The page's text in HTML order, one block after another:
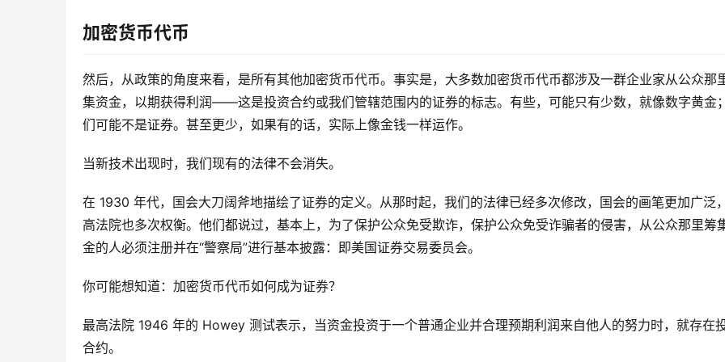
加密货币代币
然后，从政策的角度来看，是所有其他加密货币代币。事实是，大多数加密货币代币都涉及一群企业家从公众那
集资金，以期获得利润——这是投资合约或我们管辖范围内的证券的标志。有些，可能只有少数，就像数字黄金
们可能不是证券。甚至更少，如果有的话，实际上像金钱一样运作。
当新技术出现时，我们现有的法律不会消失。
在 1930 年代，国会大刀阔斧地描绘了证券的定义。从那时起，我们的法律已经多次修改，国会的画笔更加广泛
高法院也多次权衡。他们都说过，基本上，为了保护公众免受欺诈，保护公众免受诈骗者的侵害，从公众那里筹
金的人必须注册并在“警察局”进行基本披露：即美国证券交易委员会。
你可能想知道：加密货币代币如何成为证券？
最高法院 1946 年的 Howey 测试表示，当资金投资于一个普通企业并合理预期利润来自他人的努力时，就存在
合约。